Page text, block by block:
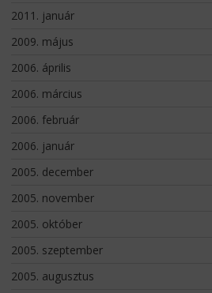
2011. január
2009. május
2006. április
2006. március
2006. február
2006. január
2005. december
2005. november
2005. október
2005. szeptember
2005. augusztus